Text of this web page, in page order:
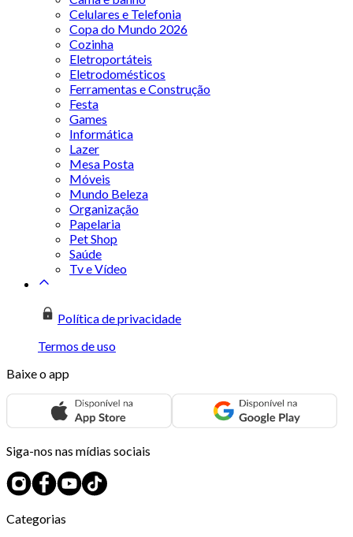
Celulares e Telefonia
Copa do Mundo 2026
Cozinha
Eletroportáteis
Eletrodomésticos
Ferramentas e Construção
Festa
Games
Informática
Lazer
Mesa Posta
Móveis
Mundo Beleza
Organização
Papelaria
Pet Shop
Saúde
Tv e Vídeo
Política de privacidade
Termos de uso
Baixe o app
Siga-nos nas mídias sociais
Categorias